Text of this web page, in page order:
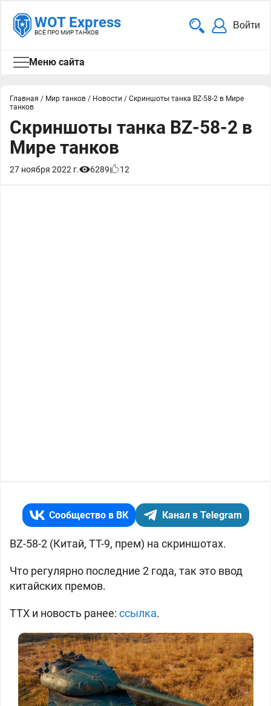
WOT Express
ВСЁ ПРО МИР ТАНКОВ
Войти
Меню сайта
Главная / Мир танков / Новости / Скриншоты танка BZ-58-2 в Мире
танков
Скриншоты танка BZ-58-2 в
Мире танков
27 ноября 2022 г. 6289 12
Сообщество в ВК Канал в Telegram
BZ-58-2 (Китай, ТТ-9, прем) на скриншотах.
Что регулярно последние 2 года, так это ввод
китайских премов.
ТТХ и новость ранее: ссылка.